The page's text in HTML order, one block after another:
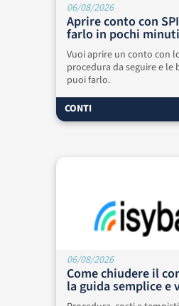
06/08/2026
Aprire conto con
farlo in pochi minuti
Vuoi aprire un conto con
procedura da seguire e le
puoi farlo.
CONTI
06/08/2026
Come chiudere il
la guida semplice e